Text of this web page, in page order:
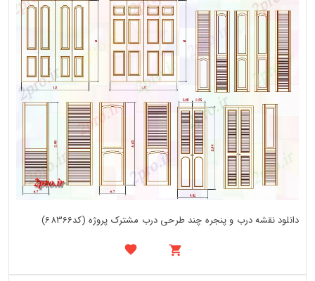
دانلود نقشه درب و پنجره چند طرحی درب مشترک پروژه (کد68366)